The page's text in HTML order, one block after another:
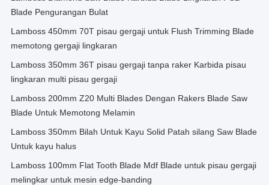
Blade Pengurangan Bulat
Lamboss 450mm 70T pisau gergaji untuk Flush Trimming Blade
memotong gergaji lingkaran
Lamboss 350mm 36T pisau gergaji tanpa raker Karbida pisau
lingkaran multi pisau gergaji
Lamboss 200mm Z20 Multi Blades Dengan Rakers Blade Saw
Blade Untuk Memotong Melamin
Lamboss 350mm Bilah Untuk Kayu Solid Patah silang Saw Blade
Untuk kayu halus
Lamboss 100mm Flat Tooth Blade Mdf Blade untuk pisau gergaji
melingkar untuk mesin edge-banding